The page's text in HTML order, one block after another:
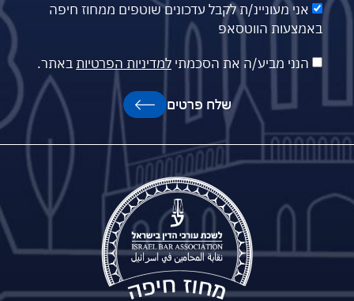
אני מעוניינ/ת לקבל עדכונים שוטפים ממחוז חיפה
באמצעות הווטסאפ
הנני מביע/ה את הסכמתי למדיניות הפרטיות באתר.
שלח פרטים